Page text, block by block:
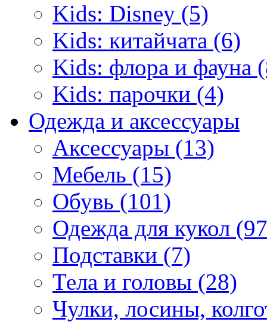
Kids: Disney (5)
Kids: китайчата (6)
Kids: флора и фауна
Kids: парочки (4)
Одежда и аксессуары
Аксессуары (13)
Мебель (15)
Обувь (101)
Одежда для кукол
Подставки (7)
Тела и головы (28)
Чулки, лосины,